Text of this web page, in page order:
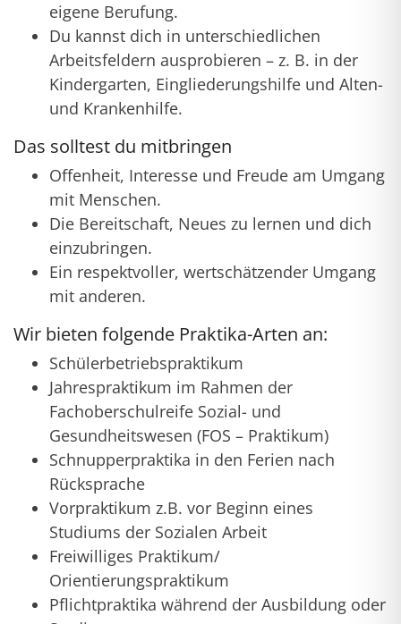
eigene Berufung.
Du kannst dich in unterschiedlichen
Arbeitsfeldern ausprobieren – z. B. in der
Kindergarten, Eingliederungshilfe und Alten-
und Krankenhilfe.
Das solltest du mitbringen
Offenheit, Interesse und Freude am Umgang
mit Menschen.
Die Bereitschaft, Neues zu lernen und dich
einzubringen.
Ein respektvoller, wertschätzender Umgang
mit anderen.
Wir bieten folgende Praktika-Arten an:
Schülerbetriebspraktikum
Jahrespraktikum im Rahmen der
Fachoberschulreife Sozial- und
Gesundheitswesen (FOS – Praktikum)
Schnupperpraktika in den Ferien nach
Rücksprache
Vorpraktikum z.B. vor Beginn eines
Studiums der Sozialen Arbeit
Freiwilliges Praktikum/
Orientierungspraktikum
Pflichtpraktika während der Ausbildung oder